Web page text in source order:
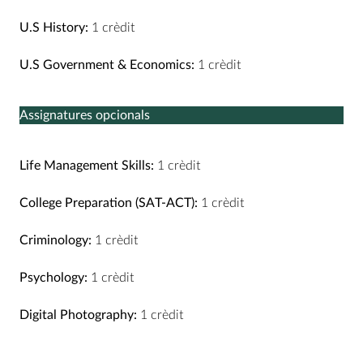
U.S History: 1 crèdit
U.S Government & Economics: 1 crèdit
Assignatures opcionals
Life Management Skills: 1 crèdit
College Preparation (SAT-ACT): 1 crèdit
Criminology: 1 crèdit
Psychology: 1 crèdit
Digital Photography: 1 crèdit